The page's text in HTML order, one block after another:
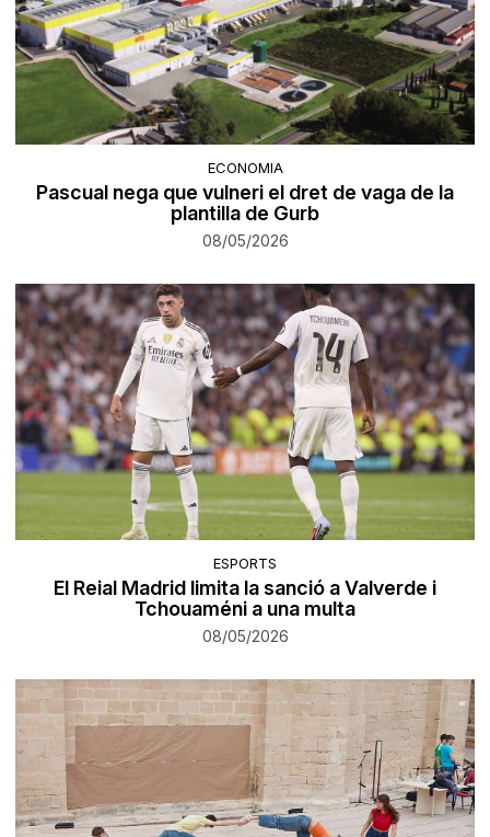
ECONOMIA
Pascual nega que vulneri el dret de vaga de la
plantilla de Gurb
08/05/2026
ESPORTS
El Reial Madrid limita la sanció a Valverde i
Tchouaméni a una multa
08/05/2026